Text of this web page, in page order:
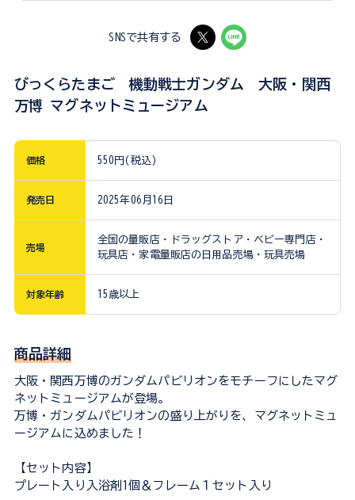
SNSで共有する
びっくらたまご 機動戦士ガンダム 大阪・関西
万博 マグネットミュージアム
価格 550円(税込)
発売日 2025年06月16日
売場
全国の量販店・ドラッグストア・ベビー専門店・
玩具店・家電量販店の日用品売場・玩具売場
対象年齢 15歳以上
商品詳細
大阪・関西万博のガンダムパビリオンをモチーフにしたマグ
ネットミュージアムが登場。
万博・ガンダムパビリオンの盛り上がりを、マグネットミュ
ージアムに込めました！
【セット内容】
プレート入り入浴剤1個＆フレーム１セット入り